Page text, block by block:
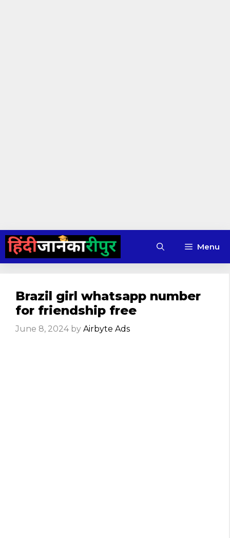
Skip
content
Menu
Brazil girl whatsapp number
for friendship free
June 8, 2024 by Airbyte Ads